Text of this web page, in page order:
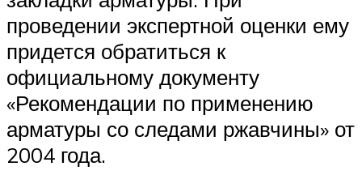
проведении экспертной оценки ему
придется обратиться к
официальному документу
«Рекомендации по применению
арматуры со следами ржавчины» от
2004 года.